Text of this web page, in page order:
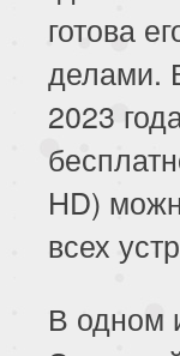
готова
делами.
2023
HD)
всех
В одном